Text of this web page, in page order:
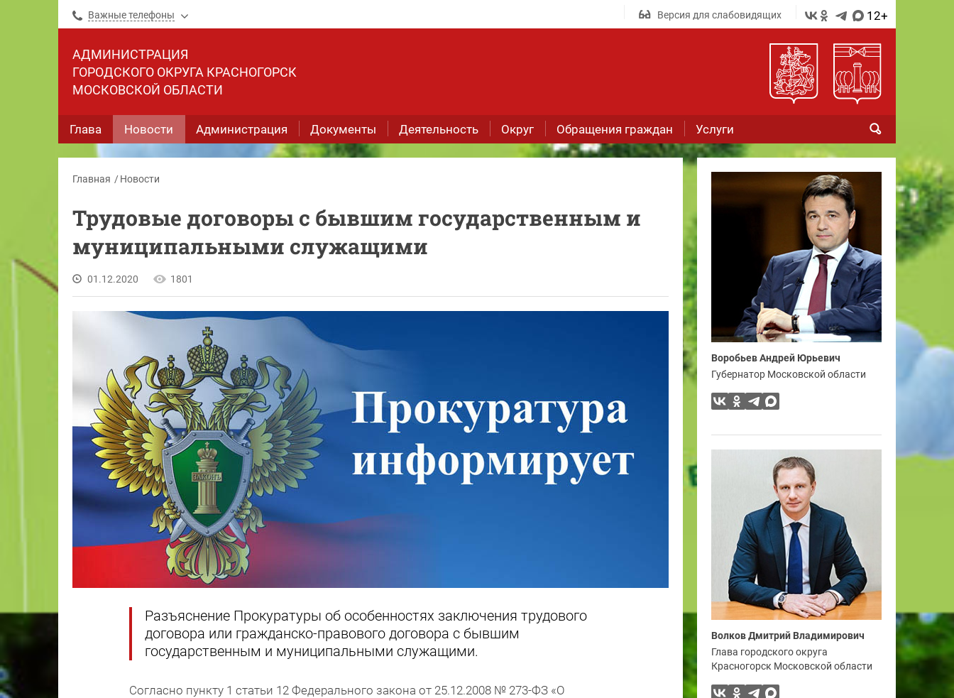
Важные телефоны Версия для слабовидящих 12+
АДМИНИСТРАЦИЯ
ГОРОДСКОГО ОКРУГА КРАСНОГОРСК
МОСКОВСКОЙ ОБЛАСТИ
Глава Новости Администрация Документы Деятельность Округ Обращения граждан Услуги
Главная Новости
Трудовые договоры с бывшим государственным и
муниципальными служащими
01.12.2020 1801
Разъяснение Прокуратуры об особенностях заключения трудового
договора или гражданско-правового договора с бывшим
государственным и муниципальными служащими.
Согласно пункту 1 статьи 12 Федерального закона от 25.12.2008 № 273-ФЗ «О
Воробьев Андрей Юрьевич
Губернатор Московской области
Волков Дмитрий Владимирович
Глава городского округа
Красногорск Московской области